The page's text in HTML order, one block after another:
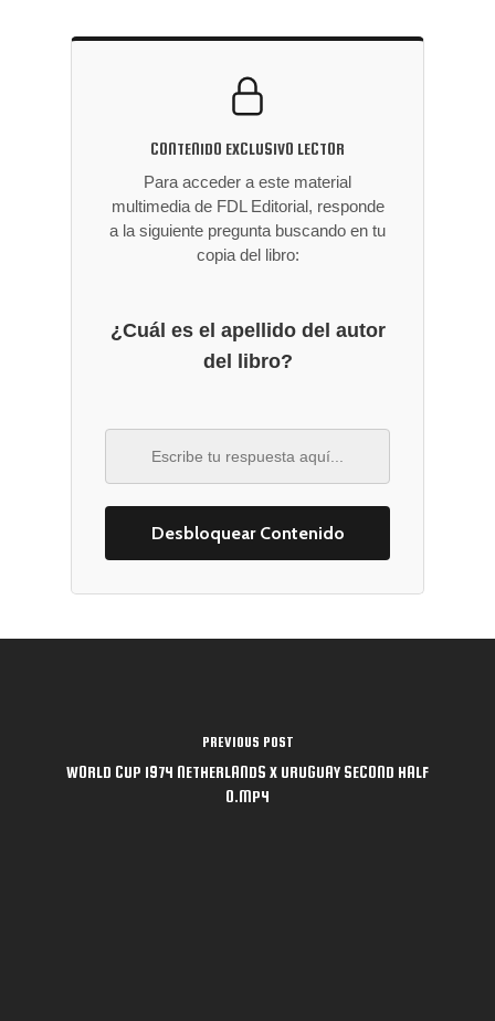
CONTENIDO EXCLUSIVO LECTOR
Para acceder a este material
multimedia de FDL Editorial, responde
a la siguiente pregunta buscando en tu
copia del libro:
¿Cuál es el apellido del autor
del libro?
PREVIOUS POST
WORLD CUP 1974 NETHERLANDS X URUGUAY SECOND HALF
0.MP4
Fútbol Profesional
Publica con